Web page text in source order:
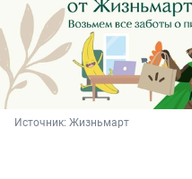
Источник: Жизньмарт